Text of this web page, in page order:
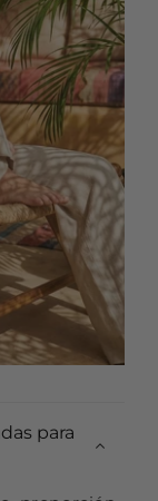
para